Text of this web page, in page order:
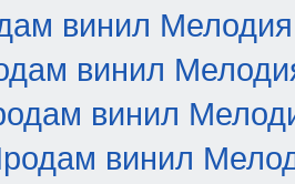
винил Мелодия
винил
винил
винил